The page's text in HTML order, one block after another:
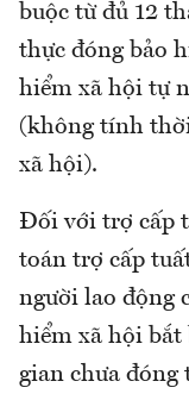
buộc từ đủ 12
thực đóng bảo
hiểm xã hội tự
(không tính
xã hội).
Đối với trợ cấp
toán trợ cấp
người lao động
hiểm xã hội
gian chưa đóng